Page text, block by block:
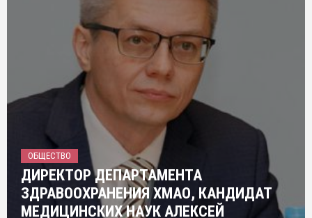
ОБЩЕСТВО
ДИРЕКТОР ДЕПАРТАМЕНТА
ЗДРАВООХРАНЕНИЯ ХМАО, КАНДИДАТ
МЕДИЦИНСКИХ НАУК АЛЕКСЕЙ